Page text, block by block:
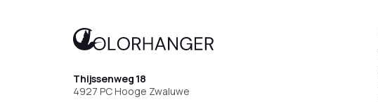
Thijssenweg 18
4927 PC Hooge Zwaluwe